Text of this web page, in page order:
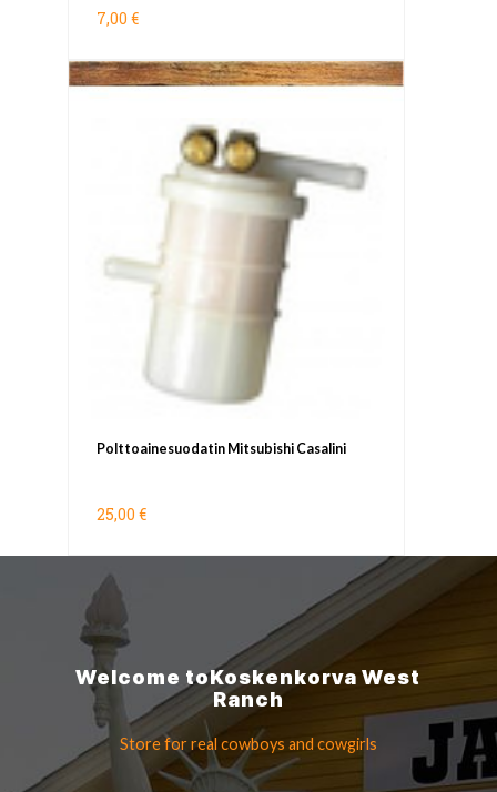
7,00 €
Polttoainesuodatin Mitsubishi Casalini
25,00 €
Welcome toKoskenkorvaWest
Ranch
Store for real cowboys and cowgirls